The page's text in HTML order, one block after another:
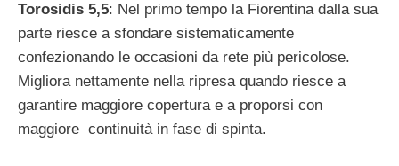
Torosidis 5,5: Nel primo tempo la Fiorentina dalla sua
parte riesce a sfondare sistematicamente
confezionando le occasioni da rete più pericolose.
Migliora nettamente nella ripresa quando riesce a
garantire maggiore copertura e a proporsi con
maggiore continuità in fase di spinta.